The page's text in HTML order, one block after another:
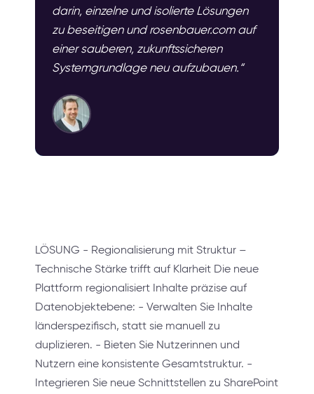
darin, einzelne und isolierte Lösungen
zu beseitigen und rosenbauer.com auf
einer sauberen, zukunftssicheren
Systemgrundlage neu aufzubauen.“
LÖSUNG - Regionalisierung mit Struktur –
Technische Stärke trifft auf Klarheit Die neue
Plattform regionalisiert Inhalte präzise auf
Datenobjektebene: - Verwalten Sie Inhalte
länderspezifisch, statt sie manuell zu
duplizieren. - Bieten Sie Nutzerinnen und
Nutzern eine konsistente Gesamtstruktur. -
Integrieren Sie neue Schnittstellen zu SharePoint